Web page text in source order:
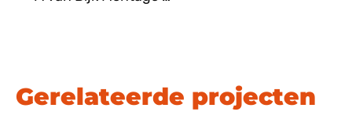
Gerelateerde projecten